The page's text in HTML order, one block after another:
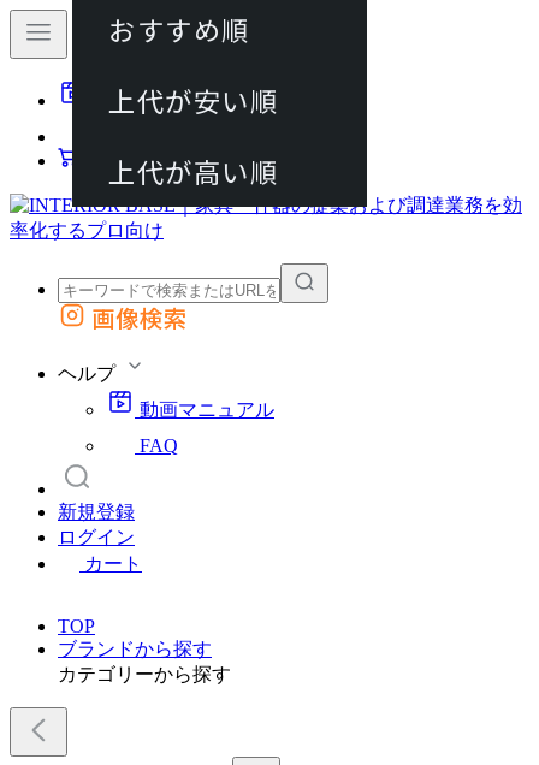
動画マニュアル
カート
外部サイトの商品をカートに追加
画像検索
ヘルプ
動画マニュアル
FAQ
新規登録
ログイン
カート
TOP
ブランドから探す
カテゴリーから探す
おすすめ順
上代が安い順
上代が高い順